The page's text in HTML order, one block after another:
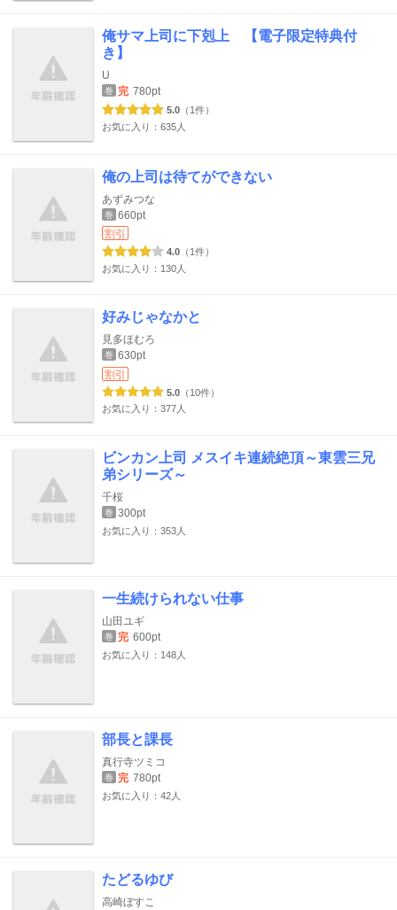
俺サマ上司に下剋上 【電子限定特典付
き】
U
巻 完 780pt
5.0 （1件）
お気に入り：635人
俺の上司は待てができない
あずみつな
巻 660pt
割引
4.0 （1件）
お気に入り：130人
好みじゃなかと
見多ほむろ
巻 630pt
割引
5.0 （10件）
お気に入り：377人
ビンカン上司 メスイキ連続絶頂～東雲三兄
弟シリーズ～
千桜
巻 300pt
お気に入り：353人
一生続けられない仕事
山田ユギ
巻 完 600pt
お気に入り：148人
部長と課長
真行寺ツミコ
巻 完 780pt
お気に入り：42人
たどるゆび
高崎ぼすこ